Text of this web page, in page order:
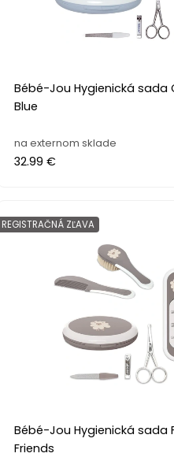
Bébé-Jou Hygienická sada
Blue
na externom sklade
32.99 €
Bébé-Jou Hygienická sada
Friends
REGISTRAČNÁ ZĽAVA